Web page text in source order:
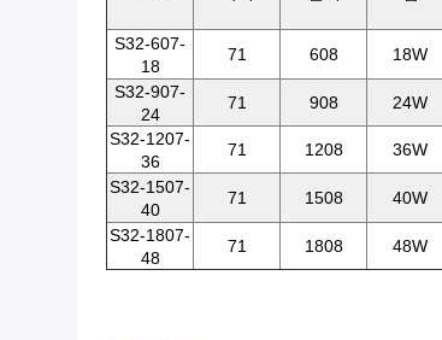
S32-607-
18
71 608 18W
S32-907-
24
71 908 24W
S32-1207-
36
71 1208 36W
S32-1507-
40
71 1508 40W
S32-1807-
48
71 1808 48W